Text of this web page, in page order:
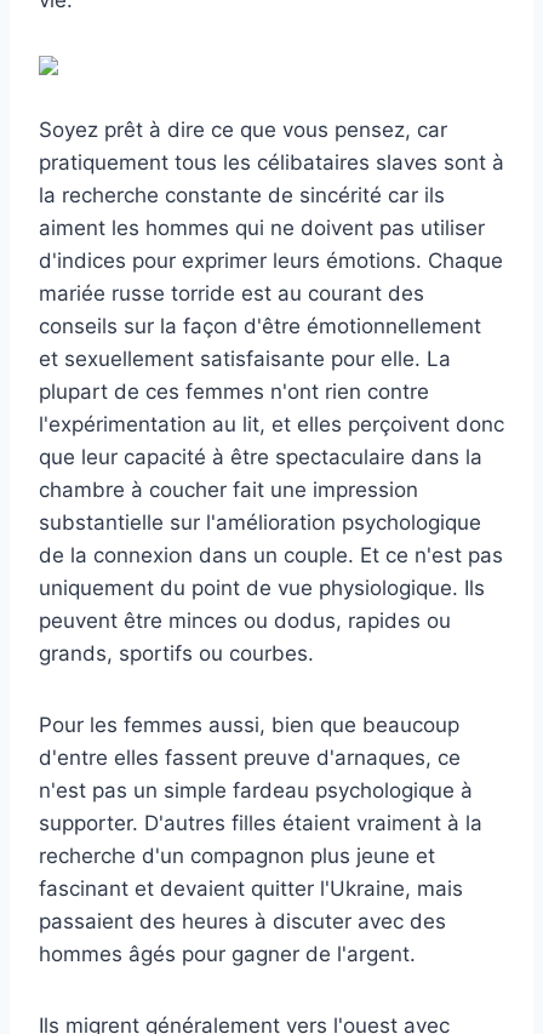
Soyez prêt à dire ce que vous pensez, car
pratiquement tous les célibataires slaves sont à
la recherche constante de sincérité car ils
aiment les hommes qui ne doivent pas utiliser
d'indices pour exprimer leurs émotions. Chaque
mariée russe torride est au courant des
conseils sur la façon d'être émotionnellement
et sexuellement satisfaisante pour elle. La
plupart de ces femmes n'ont rien contre
l'expérimentation au lit, et elles perçoivent donc
que leur capacité à être spectaculaire dans la
chambre à coucher fait une impression
substantielle sur l'amélioration psychologique
de la connexion dans un couple. Et ce n'est pas
uniquement du point de vue physiologique. Ils
peuvent être minces ou dodus, rapides ou
grands, sportifs ou courbes.
Pour les femmes aussi, bien que beaucoup
d'entre elles fassent preuve d'arnaques, ce
n'est pas un simple fardeau psychologique à
supporter. D'autres filles étaient vraiment à la
recherche d'un compagnon plus jeune et
fascinant et devaient quitter l'Ukraine, mais
passaient des heures à discuter avec des
hommes âgés pour gagner de l'argent.
Ils migrent généralement vers l'ouest avec